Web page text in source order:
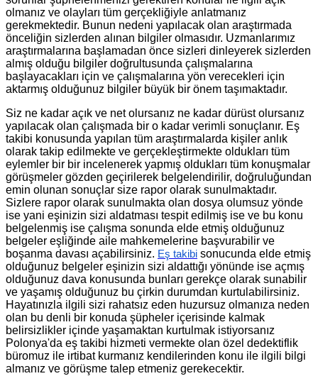
olmanız ve olayları tüm gerçekliğiyle anlatmanız
gerekmektedir. Bunun nedeni yapılacak olan araştırmada
önceliğin sizlerden alınan bilgiler olmasıdır. Uzmanlarımız
araştırmalarına başlamadan önce sizleri dinleyerek sizlerden
almış olduğu bilgiler doğrultusunda çalışmalarına
başlayacakları için ve çalışmalarına yön verecekleri için
aktarmış olduğunuz bilgiler büyük bir önem taşımaktadır.
Siz ne kadar açık ve net olursanız ne kadar dürüst olursanız
yapılacak olan çalışmada bir o kadar verimli sonuçlanır. Eş
takibi konusunda yapılan tüm araştırmalarda kişiler anlık
olarak takip edilmekte ve gerçekleştirmekte oldukları tüm
eylemler bir bir incelenerek yapmış oldukları tüm konuşmalar
görüşmeler gözden geçirilerek belgelendirilir, doğruluğundan
emin olunan sonuçlar size rapor olarak sunulmaktadır.
Sizlere rapor olarak sunulmakta olan dosya olumsuz yönde
ise yani eşinizin sizi aldatması tespit edilmiş ise ve bu konu
belgelenmiş ise çalışma sonunda elde etmiş olduğunuz
belgeler eşliğinde aile mahkemelerine başvurabilir ve
boşanma davası açabilirsiniz. Eş takibi sonucunda elde etmiş
olduğunuz belgeler eşinizin sizi aldattığı yönünde ise açmış
olduğunuz dava konusunda bunları gerekçe olarak sunabilir
ve yaşamış olduğunuz bu çirkin durumdan kurtulabilirsiniz.
Hayatınızla ilgili sizi rahatsız eden huzursuz olmanıza neden
olan bu denli bir konuda şüpheler içerisinde kalmak
belirsizlikler içinde yaşamaktan kurtulmak istiyorsanız
Polonya'da eş takibi hizmeti vermekte olan özel dedektiflik
büromuz ile irtibat kurmanız kendilerinden konu ile ilgili bilgi
almanız ve görüşme talep etmeniz gerekecektir.